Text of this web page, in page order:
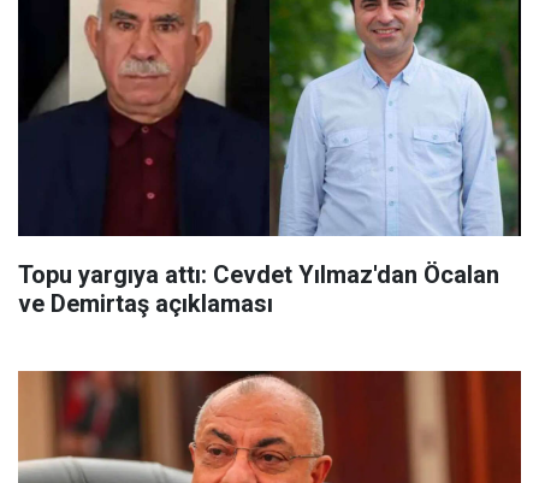
Topu yargıya attı: Cevdet Yılmaz'dan Öcalan
ve Demirtaş açıklaması